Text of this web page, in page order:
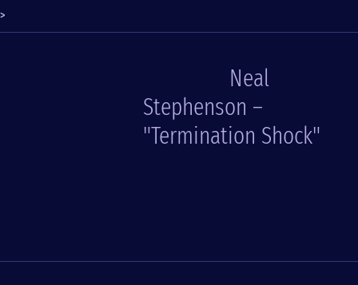
>
Neal
Stephenson –
"Termination Shock"